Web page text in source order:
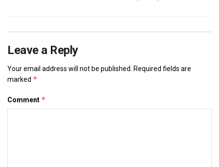
Leave a Reply
Your email address will not be published.
Required fields are
marked *
Comment *